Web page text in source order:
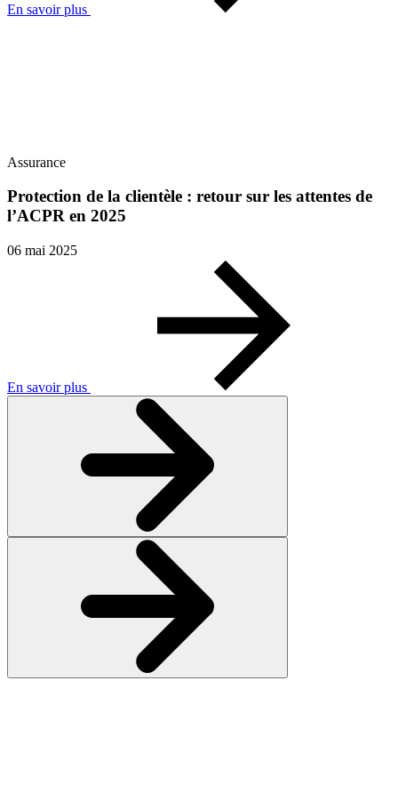
En savoir plus
Assurance
Protection de la clientèle : retour sur les attentes de
l’ACPR en 2025
06 mai 2025
En savoir plus